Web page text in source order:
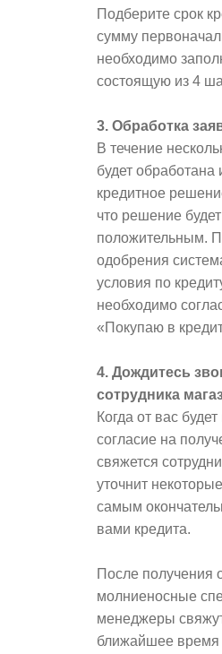
Подберите срок
сумму
необходимо
состоящую из 4
3. Обработка
В течение
будет обработана
кредитное
что решение
положительным.
одобрения
условия по
необходимо
«Покупаю в
4. Дождитесь
сотрудника
Когда от вас
согласие на
свяжется
уточнит
самым
вами кредита.
После получения
молниеносные
менеджеры
ближайшее время